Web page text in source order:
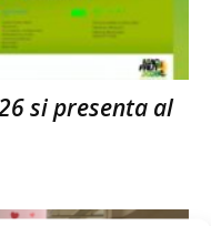
si presenta al